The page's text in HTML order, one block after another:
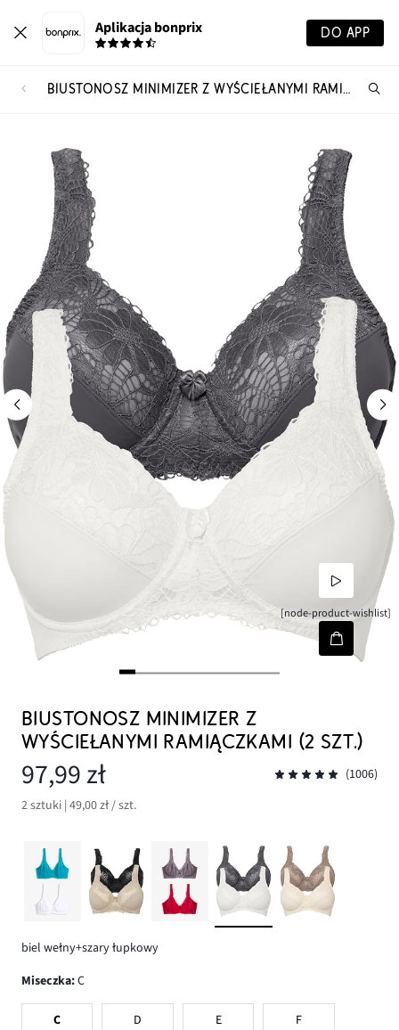
Aplikacja bonprix DO APP
BIUSTONOSZ MINIMIZER Z WYŚCIEŁANYMI RAMIĄCZKAMI (2 SZT.)
[node-product-wishlist]
BIUSTONOSZ MINIMIZER Z
WYŚCIEŁANYMI RAMIĄCZKAMI (2 SZT.)
97,99 zł
(1006)
2 sztuki | 49,00 zł / szt.
biel wełny+szary łupkowy
Miseczka:C
C D E F